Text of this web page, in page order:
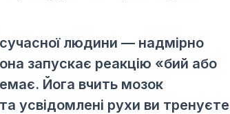
людини — надмірно
запускає реакцію «бий або
Йога вчить мозок
усвідомлені рухи ви тренуєте